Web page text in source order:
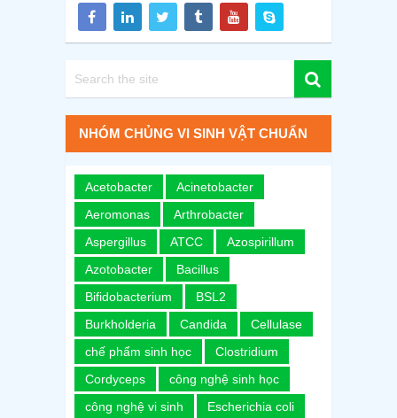
NHÓM CHỦNG VI SINH VẬT CHUẨN
Acetobacter
Acinetobacter
Aeromonas
Arthrobacter
Aspergillus
ATCC
Azospirillum
Azotobacter
Bacillus
Bifidobacterium
BSL2
Burkholderia
Candida
Cellulase
chế phẩm sinh học
Clostridium
Cordyceps
công nghệ sinh học
công nghệ vi sinh
Escherichia coli